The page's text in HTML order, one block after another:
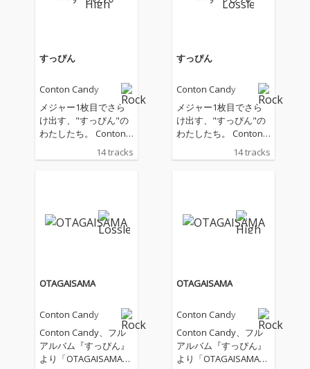
すっぴん
Conton Candy
メジャー1枚目でさら
け出す、"すっぴん"の
わたしたち。 Conton C
andyのメジャーデビュ
ー後初となるフルアル
め込んだ作品。全14曲
を収録し、TVアニメ
め、メジャーデビュー
以降に発表された楽曲
うち5曲がタイアップ
楽曲となり、彼女たち
の勢いを感じさせる内
容に仕上がっている。
14 tracks
すっぴん
Conton Candy
メジャー1枚目でさら
け出す、"すっぴん"の
わたしたち。 Conton C
andyのメジャーデビュ
ー後初となるフルアル
め込んだ作品。全14曲
を収録し、TVアニメ
め、メジャーデビュー
以降に発表された楽曲
うち5曲がタイアップ
楽曲となり、彼女たち
の勢いを感じさせる内
容に仕上がっている。
14 tracks
OTAGAISAMA
Conton Candy
Conton Candy、フル
アルバム『すっぴん』
より「OTAGAISAMA」
OTAGAISAMA
Conton Candy
Conton Candy、フル
アルバム『すっぴん』
より「OTAGAISAMA」